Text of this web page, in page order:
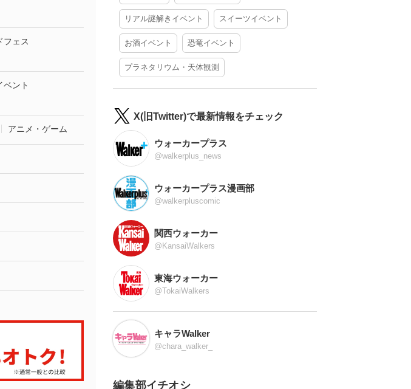
フェス
ベント
アニメ・ゲーム
リアル謎解きイベント スイーツイベント
お酒イベント 恐竜イベント
プラネタリウム・天体観測
X(旧Twitter)で最新情報をチェック
ウォーカープラス
@walkerplus_news
ウォーカープラス漫画部
@walkerpluscomic
関西ウォーカー
@KansaiWalkers
東海ウォーカー
@TokaiWalkers
キャラWalker
@chara_walker_
編集部イチオシ